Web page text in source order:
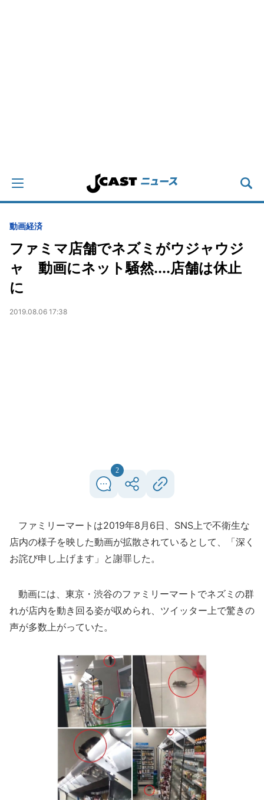
動画経済
ファミマ店舗でネズミがウジャウジ
ャ 動画にネット騒然....店舗は休止
に
2019.08.06 17:38
2
ファミリーマートは2019年8月6日、SNS上で不衛生な
店内の様子を映した動画が拡散されているとして、「深く
お詫び申し上げます」と謝罪した。
動画には、東京・渋谷のファミリーマートでネズミの群
れが店内を動き回る姿が収められ、ツイッター上で驚きの
声が多数上がっていた。